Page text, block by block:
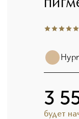
5из 51
3
будет